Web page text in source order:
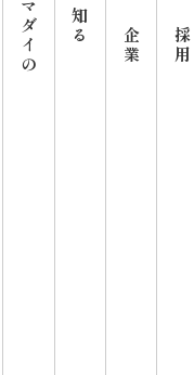
マ
ダ
イ
の
知
る
企
業
採
用
～16日(日)までお休
月)より順次対応を
了承くださいます